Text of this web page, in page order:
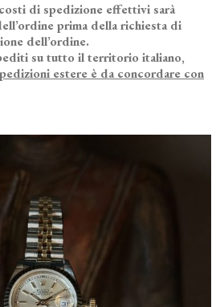
di spedizione effettivi sarà
prima della richiesta di
dell’ordine.
su tutto il territorio italiano,
estere è da concordare con